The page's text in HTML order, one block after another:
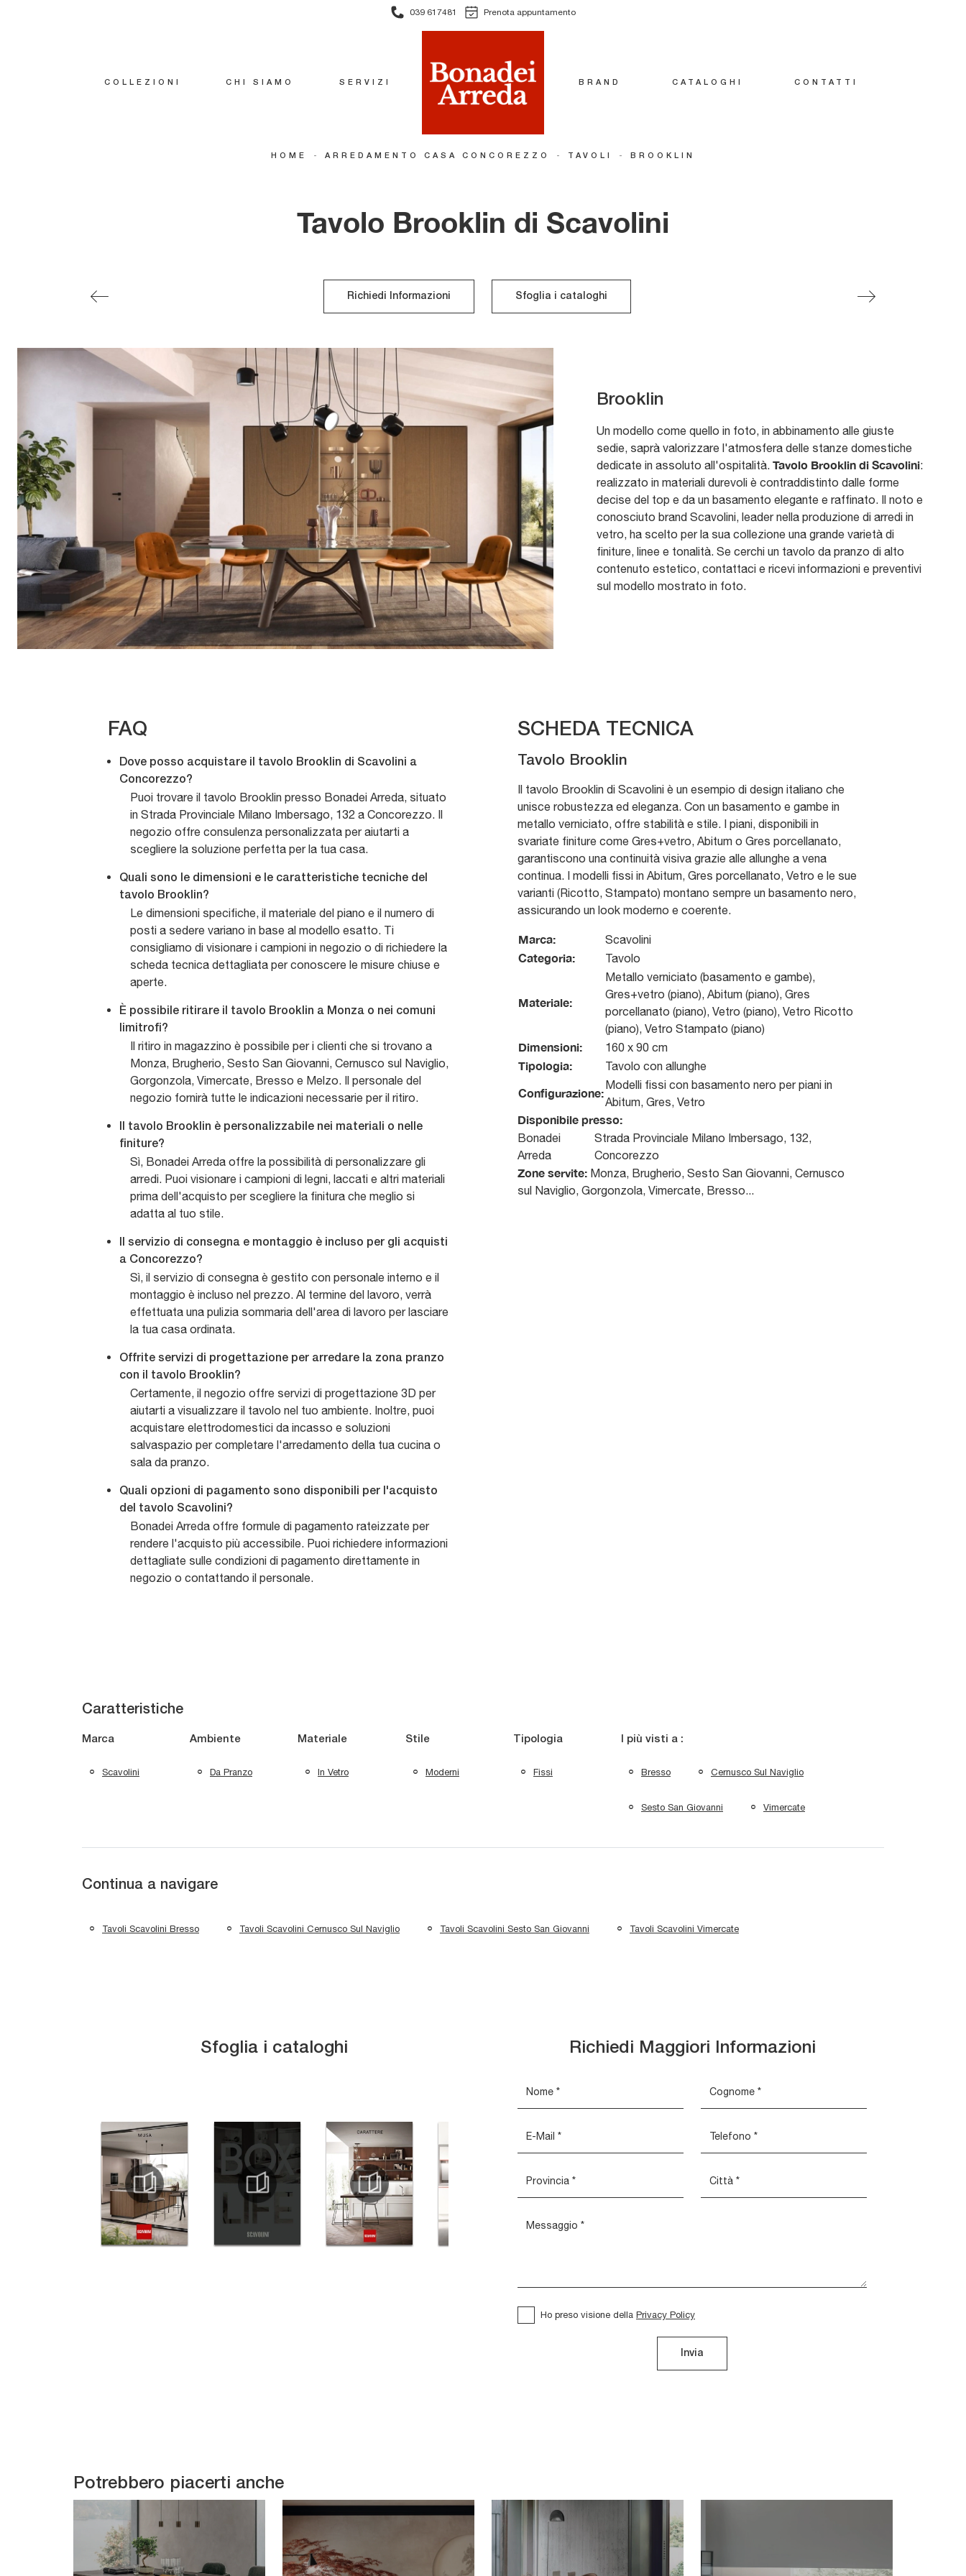
039 617481 Prenota appuntamento
COLLEZIONI CHI SIAMO SERVIZI BRAND CATALOGHI CONTATTI
HOME - ARREDAMENTO CASA CONCOREZZO - TAVOLI - BROOKLIN
Tavolo Brooklin di Scavolini
Richiedi Informazioni Sfoglia i cataloghi
Brooklin
Un modello come quello in foto, in abbinamento alle giuste
sedie, saprà valorizzare l'atmosfera delle stanze domestiche
dedicate in assoluto all'ospitalità. Tavolo Brooklin di Scavolini:
realizzato in materiali durevoli è contraddistinto dalle forme
decise del top e da un basamento elegante e raffinato. Il noto e
conosciuto brand Scavolini, leader nella produzione di arredi in
vetro, ha scelto per la sua collezione una grande varietà di
finiture, linee e tonalità. Se cerchi un tavolo da pranzo di alto
contenuto estetico, contattaci e ricevi informazioni e preventivi
sul modello mostrato in foto.
FAQ
Dove posso acquistare il tavolo Brooklin di Scavolini a
Concorezzo?
Puoi trovare il tavolo Brooklin presso Bonadei Arreda, situato
in Strada Provinciale Milano Imbersago, 132 a Concorezzo. Il
negozio offre consulenza personalizzata per aiutarti a
scegliere la soluzione perfetta per la tua casa.
Quali sono le dimensioni e le caratteristiche tecniche del
tavolo Brooklin?
Le dimensioni specifiche, il materiale del piano e il numero di
posti a sedere variano in base al modello esatto. Ti
consigliamo di visionare i campioni in negozio o di richiedere la
scheda tecnica dettagliata per conoscere le misure chiuse e
aperte.
È possibile ritirare il tavolo Brooklin a Monza o nei comuni
limitrofi?
Il ritiro in magazzino è possibile per i clienti che si trovano a
Monza, Brugherio, Sesto San Giovanni, Cernusco sul Naviglio,
Gorgonzola, Vimercate, Bresso e Melzo. Il personale del
negozio fornirà tutte le indicazioni necessarie per il ritiro.
Il tavolo Brooklin è personalizzabile nei materiali o nelle
finiture?
Sì, Bonadei Arreda offre la possibilità di personalizzare gli
arredi. Puoi visionare i campioni di legni, laccati e altri materiali
prima dell'acquisto per scegliere la finitura che meglio si
adatta al tuo stile.
Il servizio di consegna e montaggio è incluso per gli acquisti
a Concorezzo?
Sì, il servizio di consegna è gestito con personale interno e il
montaggio è incluso nel prezzo. Al termine del lavoro, verrà
effettuata una pulizia sommaria dell'area di lavoro per lasciare
la tua casa ordinata.
Offrite servizi di progettazione per arredare la zona pranzo
con il tavolo Brooklin?
Certamente, il negozio offre servizi di progettazione 3D per
aiutarti a visualizzare il tavolo nel tuo ambiente. Inoltre, puoi
acquistare elettrodomestici da incasso e soluzioni
salvaspazio per completare l'arredamento della tua cucina o
sala da pranzo.
Quali opzioni di pagamento sono disponibili per l'acquisto
del tavolo Scavolini?
Bonadei Arreda offre formule di pagamento rateizzate per
rendere l'acquisto più accessibile. Puoi richiedere informazioni
dettagliate sulle condizioni di pagamento direttamente in
negozio o contattando il personale.
SCHEDA TECNICA
Tavolo Brooklin
Il tavolo Brooklin di Scavolini è un esempio di design italiano che
unisce robustezza ed eleganza. Con un basamento e gambe in
metallo verniciato, offre stabilità e stile. I piani, disponibili in
svariate finiture come Gres+vetro, Abitum o Gres porcellanato,
garantiscono una continuità visiva grazie alle allunghe a vena
continua. I modelli fissi in Abitum, Gres porcellanato, Vetro e le sue
varianti (Ricotto, Stampato) montano sempre un basamento nero,
assicurando un look moderno e coerente.
Marca: Scavolini
Categoria: Tavolo
Materiale:
Metallo verniciato (basamento e gambe),
Gres+vetro (piano), Abitum (piano), Gres
porcellanato (piano), Vetro (piano), Vetro Ricotto
(piano), Vetro Stampato (piano)
Dimensioni: 160 x 90 cm
Tipologia: Tavolo con allunghe
Configurazione:
Modelli fissi con basamento nero per piani in
Abitum, Gres, Vetro
Disponibile presso:
Bonadei
Arreda
Strada Provinciale Milano Imbersago, 132,
Concorezzo
Zone servite: Monza, Brugherio, Sesto San Giovanni, Cernusco
sul Naviglio, Gorgonzola, Vimercate, Bresso...
Caratteristiche
Marca
Scavolini
Ambiente
Da Pranzo
Materiale
In Vetro
Stile
Moderni
Tipologia
Fissi
I più visti a :
Bresso Cernusco Sul Naviglio
Sesto San Giovanni Vimercate
Continua a navigare
Tavoli Scavolini Bresso Tavoli Scavolini Cernusco Sul Naviglio Tavoli Scavolini Sesto San Giovanni Tavoli Scavolini Vimercate
Sfoglia i cataloghi Richiedi Maggiori Informazioni
Ho preso visione della Privacy Policy
Invia
Potrebbero piacerti anche